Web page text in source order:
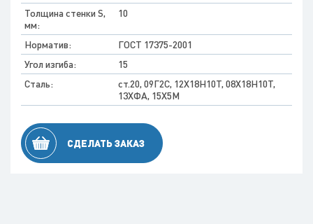
Толщина стенки S,
мм:
10
Норматив:
ГОСТ 17375-2001
Угол изгиба:
15
Сталь:
ст.20, 09Г2С, 12Х18Н10Т, 08Х18Н10Т,
13ХФА, 15Х5М
СДЕЛАТЬ ЗАКАЗ